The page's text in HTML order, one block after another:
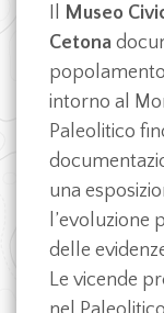
Museo
Cetona
intorno al
Paleolitico
una
l’evoluzione
delle
Le vicende